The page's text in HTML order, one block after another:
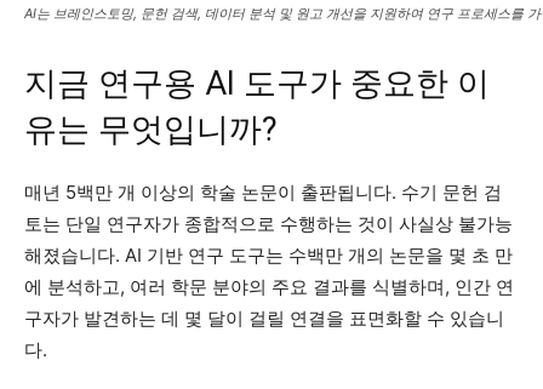
AI는 브레인스토밍, 문헌 검색, 데이터 분석 및 원고 개선을 지원하여 연구 프로세스를
지금 연구용 AI 도구가 중요한 이
유는 무엇입니까?
매년 5백만 개 이상의 학술 논문이 출판됩니다. 수기 문헌 검
토는 단일 연구자가 종합적으로 수행하는 것이 사실상 불가능
해졌습니다. AI 기반 연구 도구는 수백만 개의 논문을 몇 초 만
에 분석하고, 여러 학문 분야의 주요 결과를 식별하며, 인간 연
구자가 발견하는 데 몇 달이 걸릴 연결을 표면화할 수 있습니
다.